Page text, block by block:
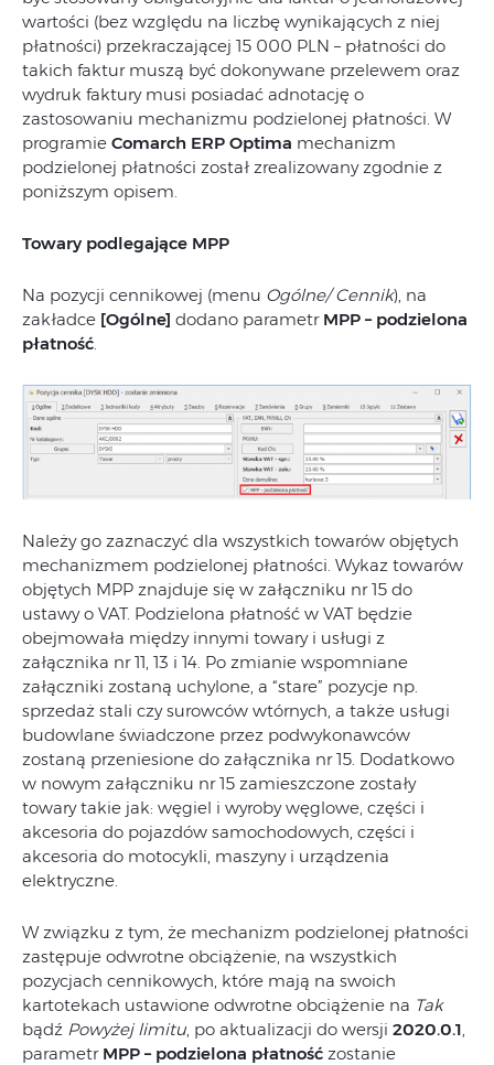
wartości (bez względu na liczbę wynikających z niej
płatności) przekraczającej 15 000 PLN – płatności do
takich faktur muszą być dokonywane przelewem oraz
wydruk faktury musi posiadać adnotację o
zastosowaniu mechanizmu podzielonej płatności. W
programie Comarch ERP Optima mechanizm
podzielonej płatności został zrealizowany zgodnie z
poniższym opisem.
Towary podlegające MPP
Na pozycji cennikowej (menu Ogólne/ Cennik), na
zakładce [Ogólne] dodano parametr MPP – podzielona
płatność.
Należy go zaznaczyć dla wszystkich towarów objętych
mechanizmem podzielonej płatności. Wykaz towarów
objętych MPP znajduje się w załączniku nr 15 do
ustawy o VAT. Podzielona płatność w VAT będzie
obejmowała między innymi towary i usługi z
załącznika nr 11, 13 i 14. Po zmianie wspomniane
załączniki zostaną uchylone, a “stare” pozycje np.
sprzedaż stali czy surowców wtórnych, a także usługi
budowlane świadczone przez podwykonawców
zostaną przeniesione do załącznika nr 15. Dodatkowo
w nowym załączniku nr 15 zamieszczone zostały
towary takie jak: węgiel i wyroby węglowe, części i
akcesoria do pojazdów samochodowych, części i
akcesoria do motocykli, maszyny i urządzenia
elektryczne.
W związku z tym, że mechanizm podzielonej płatności
zastępuje odwrotne obciążenie, na wszystkich
pozycjach cennikowych, które mają na swoich
kartotekach ustawione odwrotne obciążenie na Tak
bądź Powyżej limitu , po aktualizacji do wersji 2020.0.1
parametr MPP – podzielona płatność zostanie